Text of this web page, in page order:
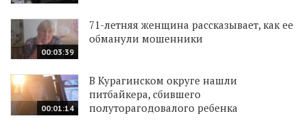
00:03:39
71-летняя женщина рассказывает, как ее
обманули мошенники
00:01:14
В Курагинском округе нашли
питбайкера, сбившего
полуторагодовалого ребенка